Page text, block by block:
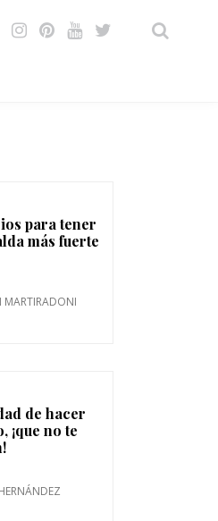
para tener
más fuerte
MARTIRADONI
de hacer
¡que no te